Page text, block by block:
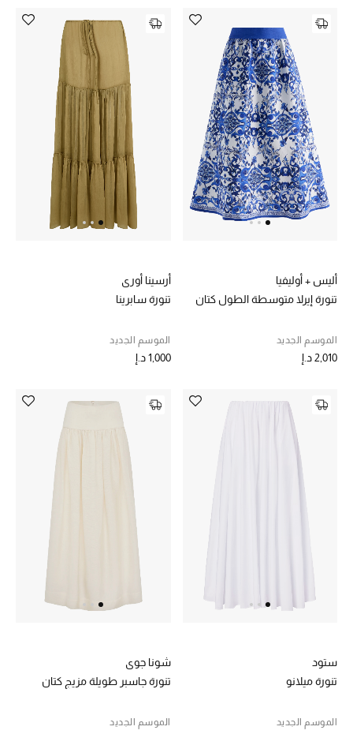
موضة نسائية
تسوقوا للنساء
الحقائب
الموسم الجديد
الحقائب النسائية
حقائب رجالية
حقائب الأطفال
أبرز المصممين
أبرز الحقائب
تسوقوا الحقائب
أحذية النسائية
تشكيلة الأحذية
أحذية للأطفال
أبرز المصممين
أليس + أوليفيا
تنورة إيرلا متوسطة الطول كتان
الموسم الجديد
2,010 د.إ
أرسينا أوري
تنورة سابرينا
الموسم الجديد
1,000 د.إ
ستود
تنورة ميلانو
الموسم الجديد
شونا جوي
تنورة جاسبر طويلة مزيج كتان
الموسم الجديد